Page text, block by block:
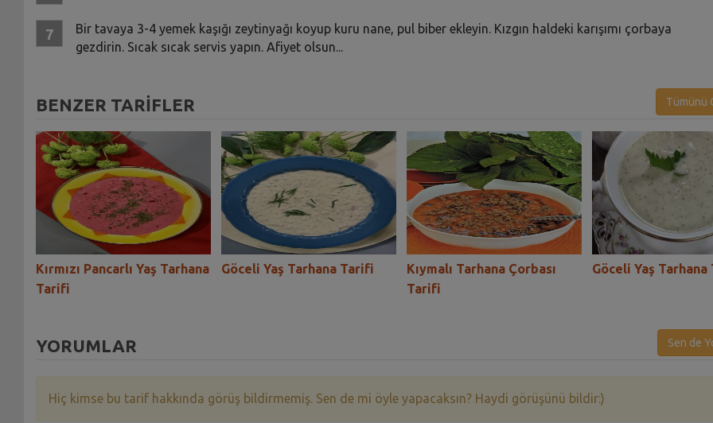
Bir tavaya 3-4 yemek kaşığı zeytinyağı koyup kuru nane, pul biber ekleyin. Kızgın haldeki karışımı çorbaya
gezdirin. Sıcak sıcak servis yapın. Afiyet olsun...
BENZER TARİFLER Tümünü
Kırmızı Pancarlı Yaş Tarhana
Tarifi
Göceli Yaş Tarhana Tarifi
Kıymalı Tarhana Çorbası
Tarifi
Göceli Yaş
YORUMLAR Sen de
Hiç kimse bu tarif hakkında görüş bildirmemiş. Sen de mi öyle yapacaksın? Haydi görüşünü bildir:)